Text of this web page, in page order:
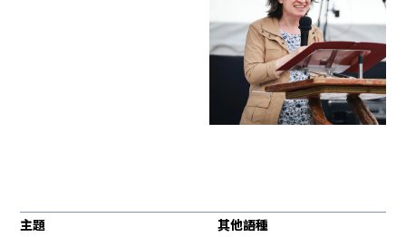
主題 其他語種